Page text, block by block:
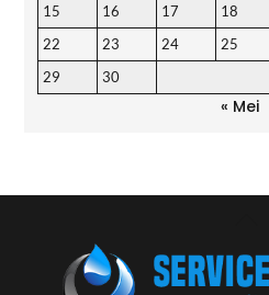
15
16 17 18
22
23 24 25
29
30
« Mei
Top